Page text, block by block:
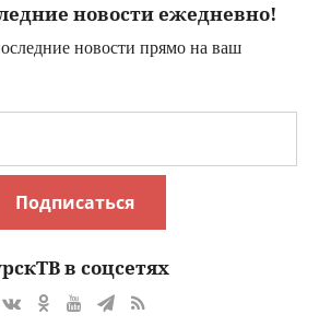
новости ежедневно!
новости прямо на ваш
Подписаться
в соцсетях